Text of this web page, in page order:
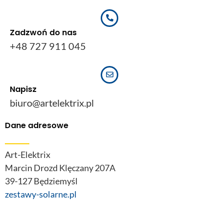
Zadzwoń do nas
+48 727 911 045
Napisz
biuro@artelektrix.pl
Dane adresowe
Art-Elektrix
Marcin Drozd Klęczany 207A
39-127 Będziemyśl
zestawy-solarne.pl